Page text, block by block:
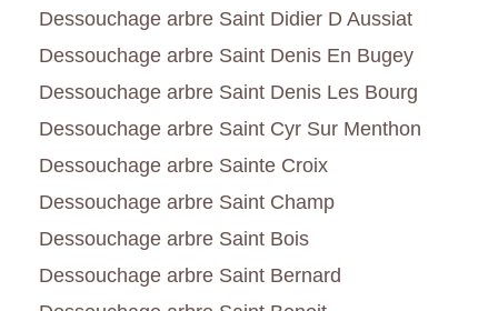
Dessouchage arbre Saint Didier D Aussiat
Dessouchage arbre Saint Denis En Bugey
Dessouchage arbre Saint Denis Les Bourg
Dessouchage arbre Saint Cyr Sur Menthon
Dessouchage arbre Sainte Croix
Dessouchage arbre Saint Champ
Dessouchage arbre Saint Bois
Dessouchage arbre Saint Bernard